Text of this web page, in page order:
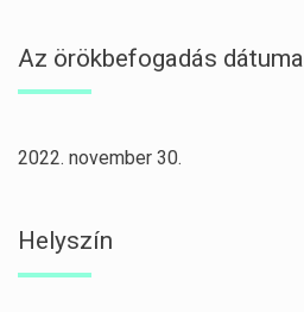
Az örökbefogadás dátuma
2022. november 30.
Helyszín